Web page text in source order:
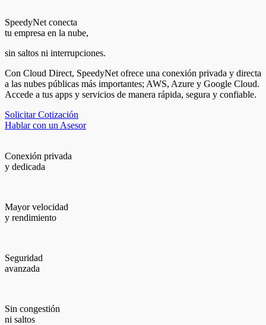
SpeedyNet conecta
tu empresa en la nube,
sin saltos ni interrupciones.
Con Cloud Direct, SpeedyNet ofrece una conexión privada y directa
a las nubes públicas más importantes; AWS, Azure y Google Cloud.
Accede a tus apps y servicios de manera rápida, segura y confiable.
Solicitar Cotización
Hablar con un Asesor
Conexión privada
y dedicada
Mayor velocidad
y rendimiento
Seguridad
avanzada
Sin congestión
ni saltos